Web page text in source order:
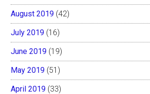
August 2019 (42)
July 2019 (16)
June 2019 (19)
May 2019 (51)
April 2019 (33)